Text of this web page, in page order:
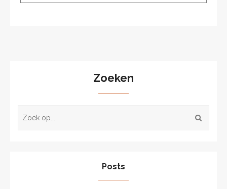
Zoeken
Posts